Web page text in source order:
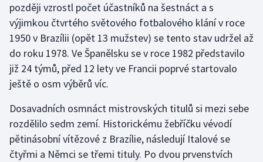
později vzrostl počet účastníků na šestnáct a s
výjimkou čtvrtého světového fotbalového klání v roce
1950 v Brazílii (opět 13 mužstev) se tento stav udržel až
do roku 1978. Ve Španělsku se v roce 1982 představilo
již 24 týmů, před 12 lety ve Francii poprvé startovalo
ještě o osm výběrů víc.
Dosavadních osmnáct mistrovských titulů si mezi sebe
rozdělilo sedm zemí. Historickému žebříčku vévodí
pětinásobní vítězové z Brazílie, následují Italové se
čtyřmi a Němci se třemi tituly. Po dvou prvenstvích